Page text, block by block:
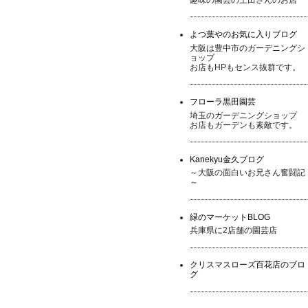
よつ葉やのお気に入りブログ
大阪は豊中市のガーデニングシ
ョップ
お店もHPもセンス抜群です。
フローラ黒田園芸
埼玉のガーデニングショップ
お店もガーデンも素敵です。
Kanekyu金久ブログ
～大阪の面白いお兄さん奮闘記
～
緑のマーケットBLOG
兵庫県に2店舗の園芸店
クリスマスローズ百花店のブロ
グ